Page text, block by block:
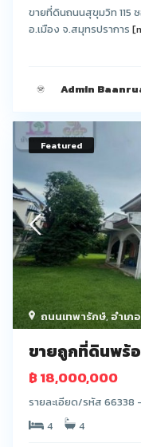
ขายที่ดินถนนสุขุมวิท 115
อ.เมือง จ.สมุทรปราการ
Admin
ถนนเทพารักษ์,อำเภ
Featured
ขายถูกที่ดินพร้อ
฿ 18,000,000
รายละเอียด/รหัส 66338
4
4